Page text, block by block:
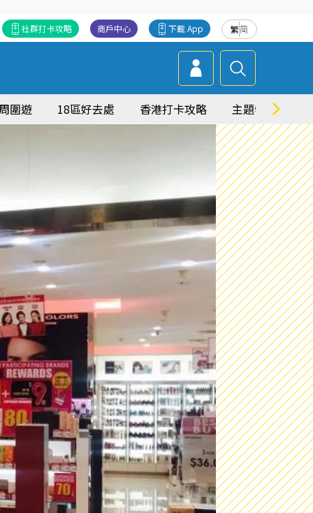
繁简
下載 App
商戶中心
社群打卡攻略
圍遊 18區好去處 香港打卡攻略 主題特集